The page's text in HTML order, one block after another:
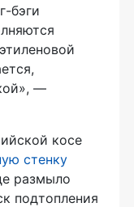
бэги
—
косе
стенку
размыло
подтопления